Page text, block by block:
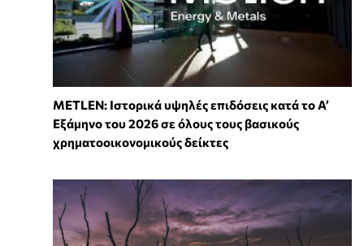
METLEN: Ιστορικά υψηλές επιδόσεις κατά το Α’
Εξάμηνο του 2026 σε όλους τους βασικούς
χρηματοοικονομικούς δείκτες